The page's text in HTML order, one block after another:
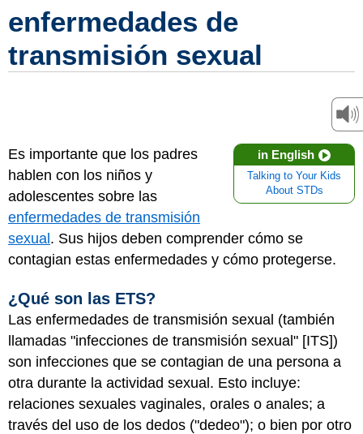
enfermedades de
transmisión sexual
in English
Talking to Your Kids
About STDs
Es importante que los padres
hablen con los niños y
adolescentes sobre las
enfermedades de transmisión
sexual . Sus hijos deben comprender cómo se
contagian estas enfermedades y cómo protegerse.
¿Qué son las ETS?
Las enfermedades de transmisión sexual (también
llamadas "infecciones de transmisión sexual" [ITS])
son infecciones que se contagian de una persona a
otra durante la actividad sexual. Esto incluye:
relaciones sexuales vaginales, orales o anales; a
través del uso de los dedos ("dedeo"); o bien por otro